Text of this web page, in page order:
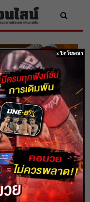
หุ้นวันนี้ ตรวจ
x ปิดโฆษณา